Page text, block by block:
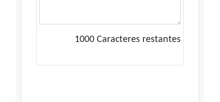
1000 Caracteres restantes